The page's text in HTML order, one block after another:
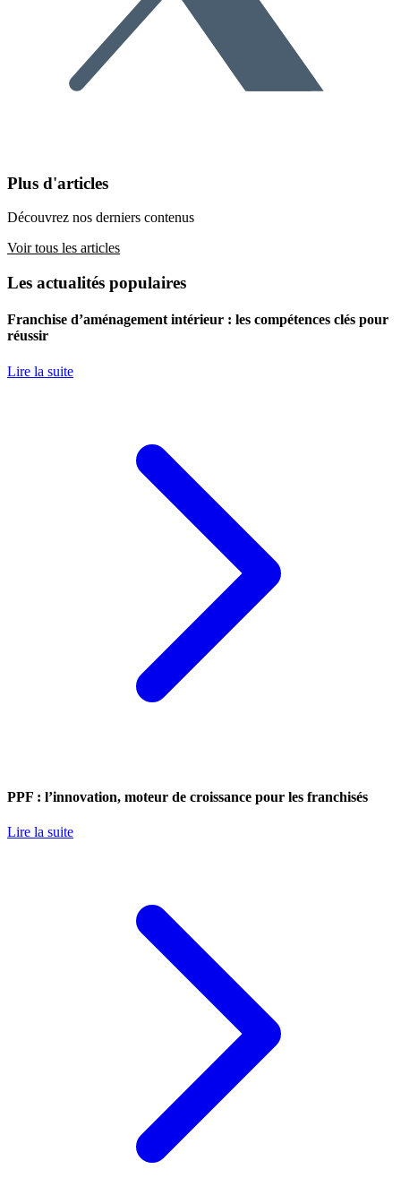
Plus d'articles
Découvrez nos derniers contenus
Voir tous les articles
Les actualités populaires
Franchise d’aménagement intérieur : les compétences clés pour
réussir
Lire la suite
PPF : l’innovation, moteur de croissance pour les franchisés
Lire la suite